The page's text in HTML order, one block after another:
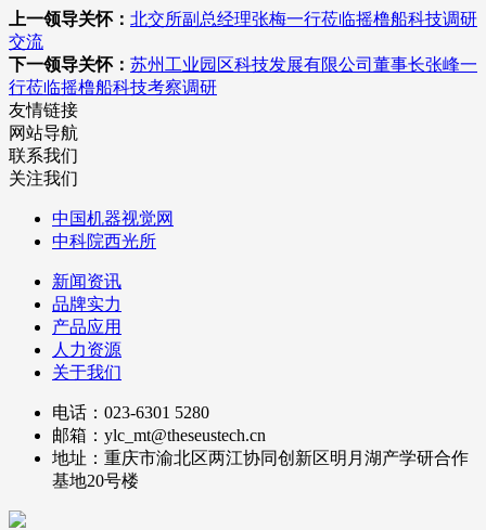
上一领导关怀： 北交所副总经理张梅一行莅临摇橹船科技调研
交流
下一领导关怀： 苏州工业园区科技发展有限公司董事长张峰一
行莅临摇橹船科技考察调研
友情链接
网站导航
联系我们
关注我们
中国机器视觉网
中科院西光所
新闻资讯
品牌实力
产品应用
人力资源
关于我们
电话：023-6301 5280
邮箱：ylc_mt@theseustech.cn
地址：重庆市渝北区两江协同创新区明月湖产学研合作
基地20号楼